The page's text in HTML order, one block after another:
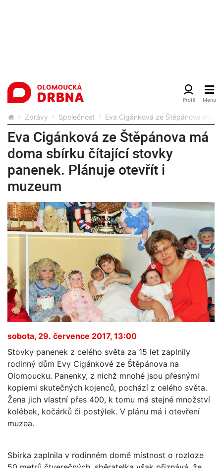
Zprávy Společnost Eva Cigánková ze Štěpánova má
Eva Cigánková ze Štěpánova má
doma sbírku čítající stovky
panenek. Plánuje otevřít i
muzeum
sobota, 29. července 2017, 13:00
Stovky panenek z celého světa za 15 let zaplnily
rodinný dům Evy Cigánkové ze Štěpánova na
Olomoucku. Panenky, z nichž mnohé jsou přesnými
kopiemi skutečných kojenců, pochází z celého světa.
Žena jich vlastní přes 400, k tomu má stejné množství
kolébek, kočárků či postýlek. V plánu má i otevření
muzea.
Sbírka zaplnila v rodinném domě místnost o rozloze